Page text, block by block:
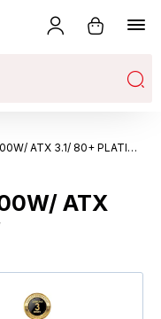
EVOLVEO P1000, 1000W/ ATX 3.1/ 80+ PLATINUM/
ATX